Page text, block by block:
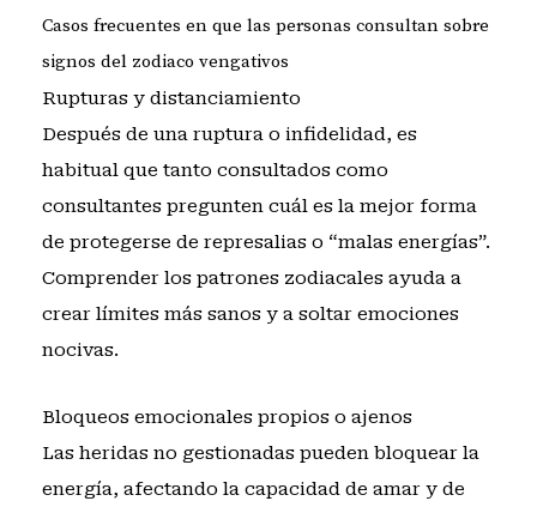
Casos frecuentes en que las personas consultan sobre
signos del zodiaco vengativos
Rupturas y distanciamiento
Después de una ruptura o infidelidad, es
habitual que tanto consultados como
consultantes pregunten cuál es la mejor forma
de protegerse de represalias o “malas energías”.
Comprender los patrones zodiacales ayuda a
crear límites más sanos y a soltar emociones
nocivas.
Bloqueos emocionales propios o ajenos
Las heridas no gestionadas pueden bloquear la
energía, afectando la capacidad de amar y de